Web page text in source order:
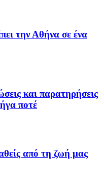
την Αθήνα σε ένα
και παρατηρήσεις
ποτέ
από τη ζωή μας